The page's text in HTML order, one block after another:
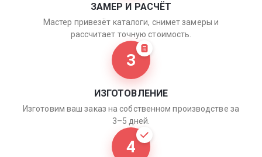
ЗАМЕР И РАСЧЁТ
Мастер привезёт каталоги, снимет замеры и
рассчитает точную стоимость.
3
ИЗГОТОВЛЕНИЕ
Изготовим ваш заказ на собственном производстве за
3–5 дней.
4